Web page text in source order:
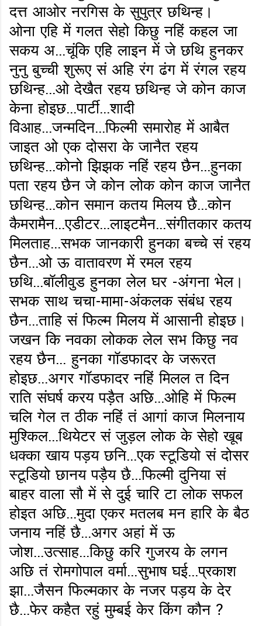
दत्त आओर नरगिस के सुपुत्र छथिन्ह।
ओना एहि में गलत सेहो किछु नहिं कहल जा
सकय अ...चूंकि एहि लाइन में जे छथि हुनकर
नुनु बुच्ची शुरूए सं अहि रंग ढंग में रंगल रहय
छथिन्ह...ओ देखैत रहय छथिन्ह जे कोन काज
केना होइछ...पार्टी...शादी
विआह...जन्मदिन...फिल्मी समारोह में आबैत
जाइत ओ एक दोसरा के जानैत रहय
छथिन्ह...कोनो झिझक नहिं रहय छैन...हुनका
पता रहय छैन जे कोन लोक कोन काज जानैत
छथिन्ह...कोन समान कतय मिलय छै...कोन
कैमरामैन...एडीटर...लाइटमैन...संगीतकार कतय
मिलताह...सभक जानकारी हुनका बच्चे सं रहय
छैन...ओ ऊ वातावरण में रमल रहय
छथि...बॉलीवुड हुनका लेल घर -अंगना भेल।
सभक साथ चचा-मामा-अंकलक संबंध रहय
छैन...ताहि सं फिल्म मिलय में आसानी होइछ।
जखन कि नवका लोकक लेल सभ किछु नव
रहय छैन... हुनका गॉडफादर के जरूरत
होइछ...अगर गॉडफादर नहिं मिलल त दिन
राति संघर्ष करय पड़ैत अछि...ओहि में फिल्म
चलि गेल त ठीक नहिं तं आगां काज मिलनाय
मुश्किल...थियेटर सं जुड़ल लोक के सेहो खूब
धक्का खाय पड़य छनि...एक स्टूडियो सं दोसर
स्टूडियो छानय पड़ैय छै...फिल्मी दुनिया सं
बाहर वाला सौ में से दुई चारि टा लोक सफल
होइत अछि...मुदा एकर मतलब मन हारि के बैठ
जनाय नहिं छै...अगर अहां में ऊ
जोश...उत्साह...किछु करि गुजरय के लगन
अछि तं रोमगोपाल वर्मा...सुभाष घई...प्रकाश
झा...जैसन फिल्मकार के नजर पड़य के देर
छै...फेर कहैत रहुं मुम्बई केर किंग कौन ?